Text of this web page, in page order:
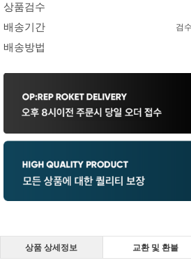
상품검수
배송기간 검
배송방법
상품 상세정보 교환 및 환불